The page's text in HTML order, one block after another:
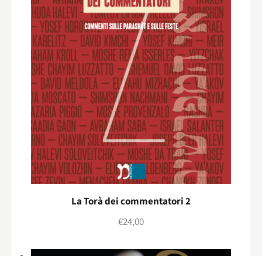
La Torà dei commentatori 2
€24,00